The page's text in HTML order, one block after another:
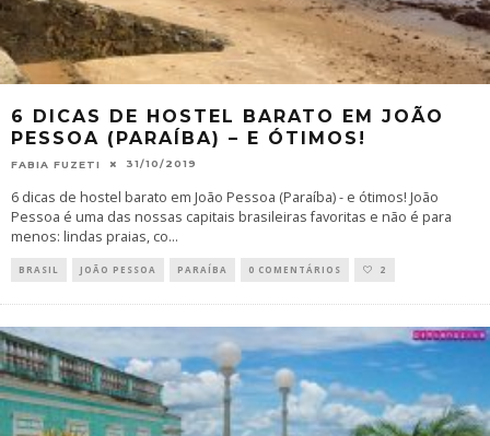
6 DICAS DE HOSTEL BARATO EM JOÃO
PESSOA (PARAÍBA) – E ÓTIMOS!
FABIA FUZETI 31/10/2019
6 dicas de hostel barato em João Pessoa (Paraíba) - e ótimos! João
Pessoa é uma das nossas capitais brasileiras favoritas e não é para
menos: lindas praias, co...
BRASIL JOÃO PESSOA PARAÍBA 0 COMENTÁRIOS 2